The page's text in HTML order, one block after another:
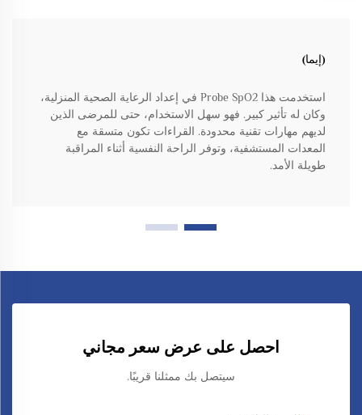
(إيما)
استخدمت هذا Probe SpO2 في إعداد الرعاية الصحية المنزلية،
وكان له تأثير كبير. فهو سهل الاستخدام، حتى للمرضى الذين
لديهم مهارات تقنية محدودة. القراءات تكون متسقة مع
المعدات المستشفية، وتوفر الراحة النفسية أثناء المراقبة
طويلة الأمد.
احصل على عرض سعر مجاني
سيتصل بك ممثلنا قريبًا.